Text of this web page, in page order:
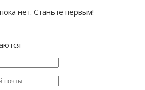
нет. Станьте первым!